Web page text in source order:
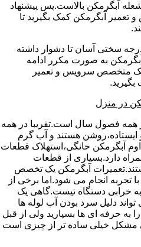
آبگرمکن بالاست.پس پیشنهاد
آبگرمکن کمک بگیرید تا
سختی آسان تا دشوار داشته
به صورت مکرر ادامه
یک متخصص سرویس و تعمیر
در منزل
همه فصول سال است.تقریبا در همه
ایستاده،روشن هستند و آب گرم
آبگرمکن خانگی،استهلاک قطعات
دارد.بسیاری از قطعات
آبگرمکن یک تخصص
انجام می شود.اما برخی از
خرابی دستگاه نیست.گاهی یک
دلیل سرد بودن آب لوله ها
به حرفه ای ها بسپارید ولی از قبل
مشکل خیلی ساده تر از چیزی است